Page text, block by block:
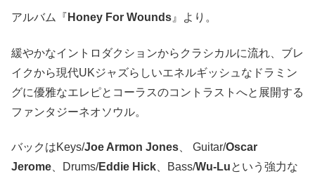
アルバム『 Honey For Wounds』より。
緩やかなイントロダクションからクラシカルに流れ、ブレ
イクから現代UKジャズらしいエネルギッシュなドラミン
グに優雅なエレピとコーラスのコントラストへと展開する
ファンタジーネオソウル。
バックはKeys/Joe Armon Jones 、 Guitar/Oscar
Jerome 、Drums/Eddie Hick 、Bass/Wu-Luという強力な